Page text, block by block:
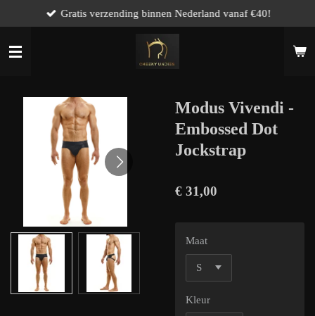
direct
naar
de
Gratis verzending binnen Nederland vanaf €40!
Modus Vivendi -
Embossed Dot
Jockstrap
€ 31,00
Maat
Kleur